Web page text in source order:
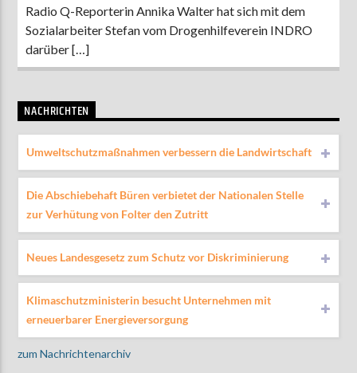
Radio Q-Reporterin Annika Walter hat sich mit dem
Sozialarbeiter Stefan vom Drogenhilfeverein INDRO
darüber […]
NACHRICHTEN
Umweltschutzmaßnahmen verbessern die Landwirtschaft
Die Abschiebehaft Büren verbietet der Nationalen Stelle
zur Verhütung von Folter den Zutritt
Neues Landesgesetz zum Schutz vor Diskriminierung
Klimaschutzministerin besucht Unternehmen mit
erneuerbarer Energieversorgung
zum Nachrichtenarchiv